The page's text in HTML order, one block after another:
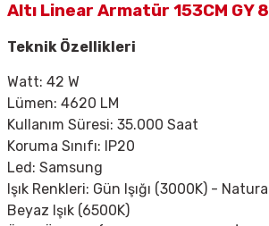
Altı Linear Armatür 153CM GY
Teknik Özellikleri
Watt: 42 W
Lümen: 4620 LM
Kullanım Süresi: 35.000 Saat
Koruma Sınıfı: IP20
Led: Samsung
Işık Renkleri: Gün Işığı (3000K) -
Beyaz Işık (6500K)